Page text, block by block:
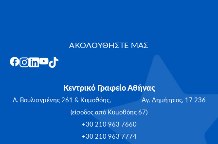
ΑΚΟΛΟΥΘΗΣΤΕ ΜΑΣ
Κεντρικό Γραφείο Αθήνας
Λ. Βουλιαγμένης 261 & Κυμοθόης, Αγ. Δημήτριος, 17 236
(είσοδος από Κυμοθόης 67)
+30 210 963 7660
+30 210 963 7774